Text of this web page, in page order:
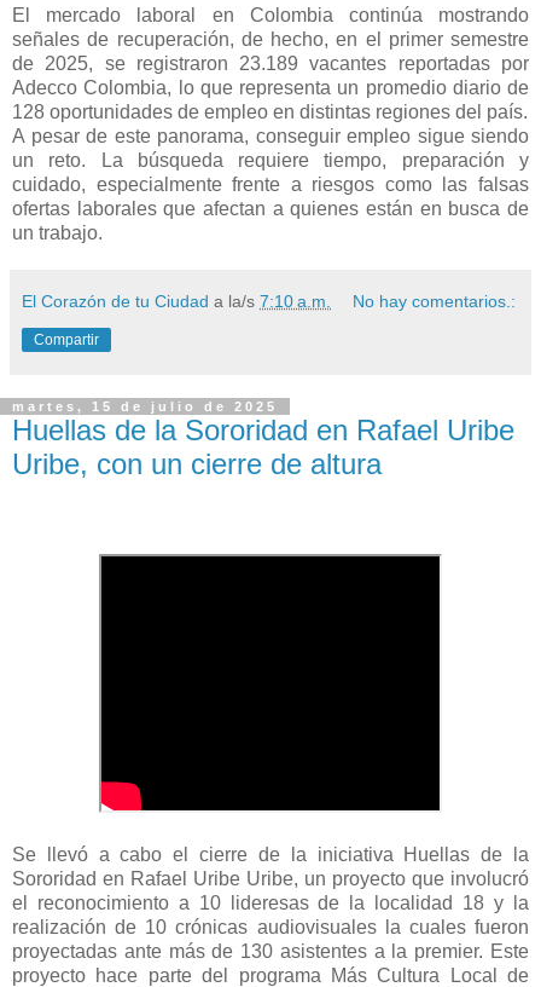
El mercado laboral en Colombia continúa mostrando
señales de recuperación, de hecho, en el primer semestre
de 2025, se registraron 23.189 vacantes reportadas por
Adecco Colombia, lo que representa un promedio diario de
128 oportunidades de empleo en distintas regiones del país.
A pesar de este panorama, conseguir empleo sigue siendo
un reto. La búsqueda requiere tiempo, preparación y
cuidado, especialmente frente a riesgos como las falsas
ofertas laborales que afectan a quienes están en busca de
un trabajo.
El Corazón de tu Ciudad a la/s 7:10 a.m. No hay comentarios.:
Compartir
martes, 15 de julio de 2025
Huellas de la Sororidad en Rafael Uribe
Uribe, con un cierre de altura
Se llevó a cabo el cierre de la iniciativa Huellas de la
Sororidad en Rafael Uribe Uribe, un proyecto que involucró
el reconocimiento a 10 lideresas de la localidad 18 y la
realización de 10 crónicas audiovisuales la cuales fueron
proyectadas ante más de 130 asistentes a la premier. Este
proyecto hace parte del programa Más Cultura Local de